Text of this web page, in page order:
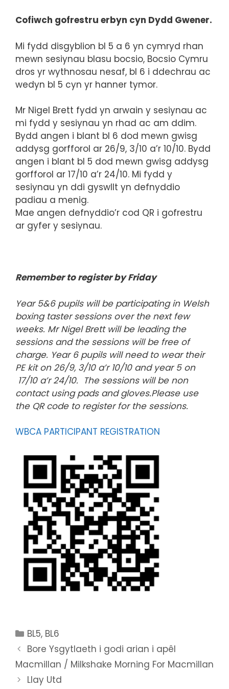
Cofiwch gofrestru erbyn cyn Dydd Gwener.
Mi fydd disgyblion bl 5 a 6 yn cymryd rhan
mewn sesiynau blasu bocsio, Bocsio Cymru
dros yr wythnosau nesaf, bl 6 i ddechrau ac
wedyn bl 5 cyn yr hanner tymor.
Mr Nigel Brett fydd yn arwain y sesiynau ac
mi fydd y sesiynau yn rhad ac am ddim.
Bydd angen i blant bl 6 dod mewn gwisg
addysg gorfforol ar 26/9, 3/10 a’r 10/10. Bydd
angen i blant bl 5 dod mewn gwisg addysg
gorfforol ar 17/10 a’r 24/10. Mi fydd y
sesiynau yn ddi gyswllt yn defnyddio
padiau a menig.
Mae angen defnyddio’r cod QR i gofrestru
ar gyfer y sesiynau.
Remember to register by Friday
Year 5&6 pupils will be participating in Welsh
boxing taster sessions over the next few
weeks. Mr Nigel Brett will be leading the
sessions and the sessions will be free of
charge. Year 6 pupils will need to wear their
PE kit on 26/9, 3/10 a’r 10/10 and year 5 on
17/10 a’r 24/10. The sessions will be non
contact using pads and gloves.Please use
the QR code to register for the sessions.
WBCA PARTICIPANT REGISTRATION
Categories
BL5, BL6
Bore Ysgytlaeth i godi arian i apêl
Macmillan / Milkshake Morning For Macmillan
Llay Utd